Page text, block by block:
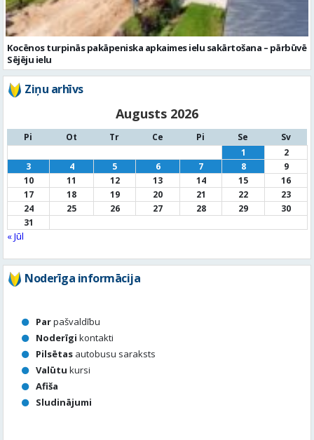
Kocēnos turpinās pakāpeniska apkaimes ielu sakārtošana – pārbūvē
Sējēju ielu
Ziņu arhīvs
Augusts 2026
Pi Ot Tr Ce Pi Se
Sv
1
2
3
4 5 6 7 8
9
10
11 12 13 14 15
16
17
18 19 20 21 22
23
24
25 26 27 28 29
30
31
« Jūl
Noderīga informācija
Parpašvaldību
Noderīgi kontakti
Pilsētas autobusu saraksts
Valūtu kursi
Afiša
Sludinājumi